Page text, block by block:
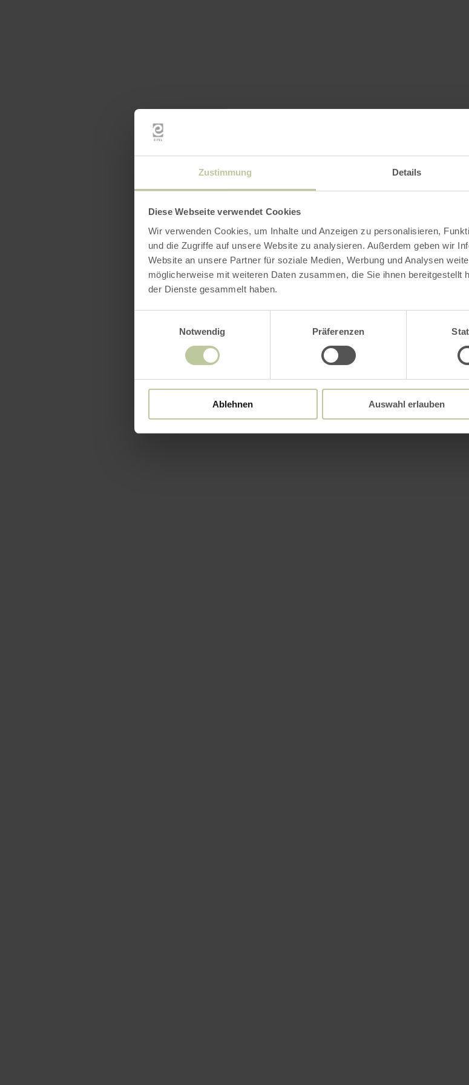
Zustimmung Details
Diese Webseite verwendet Cookies
Wir verwenden Cookies, um Inhalte und Anzeigen zu personalisieren,
und die Zugriffe auf unsere Website zu analysieren. Außerdem geben wir
Website an unsere Partner für soziale Medien, Werbung und Analysen
möglicherweise mit weiteren Daten zusammen, die Sie ihnen bereitgestellt
der Dienste gesammelt haben.
Notwendig
Präferenzen
Ablehnen Auswahl erlauben